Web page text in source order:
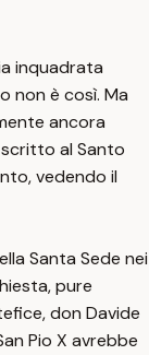
inquadrata
non è così. Ma
ancora
al Santo
vedendo il
Santa Sede nei
pure
don Davide
Pio X avrebbe